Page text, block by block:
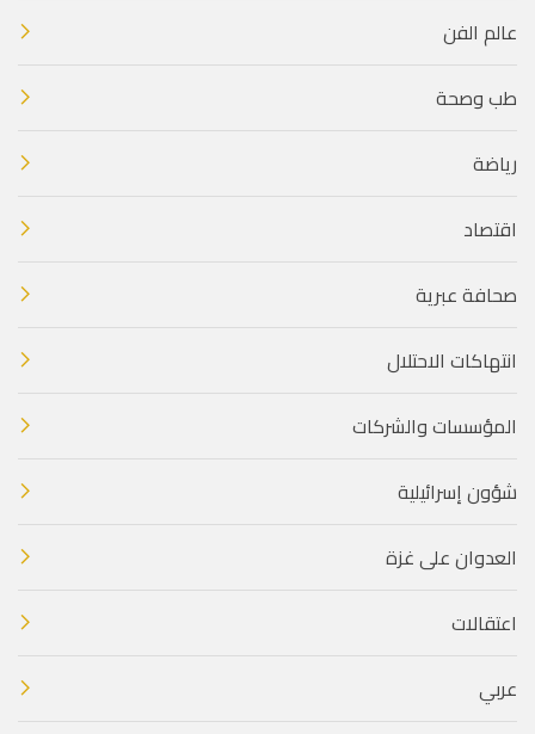
عالم الفن
طب وصحة
رياضة
اقتصاد
صحافة عبرية
انتهاكات الاحتلال
المؤسسات والشركات
شؤون إسرائيلية
العدوان على غزة
اعتقالات
عربي